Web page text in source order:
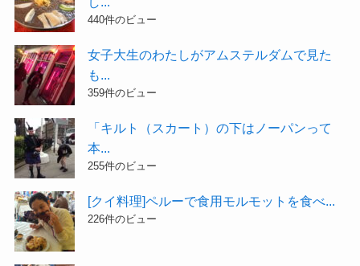
440件のビュー
女子大生のわたしがアムステルダムで見た
も...
359件のビュー
「キルト（スカート）の下はノーパンって
本...
255件のビュー
[クイ料理]ペルーで食用モルモットを食べ...
226件のビュー